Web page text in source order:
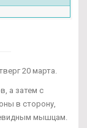
20 марта.
а затем с
в сторону,
мышцам.